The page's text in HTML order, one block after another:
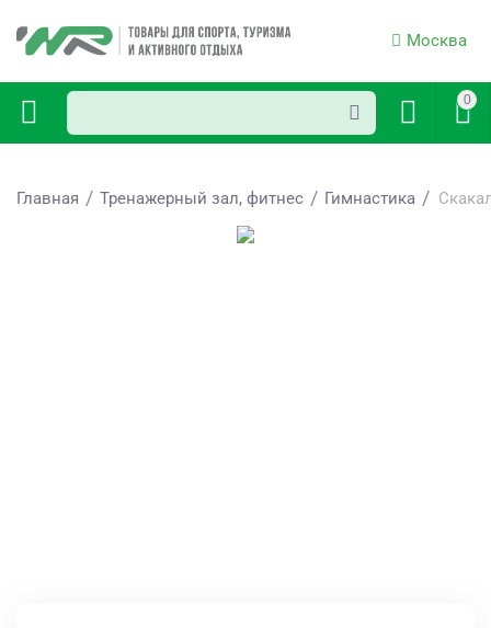
Москва
0
Главная / Тренажерный зал, фитнес / Гимнастика /